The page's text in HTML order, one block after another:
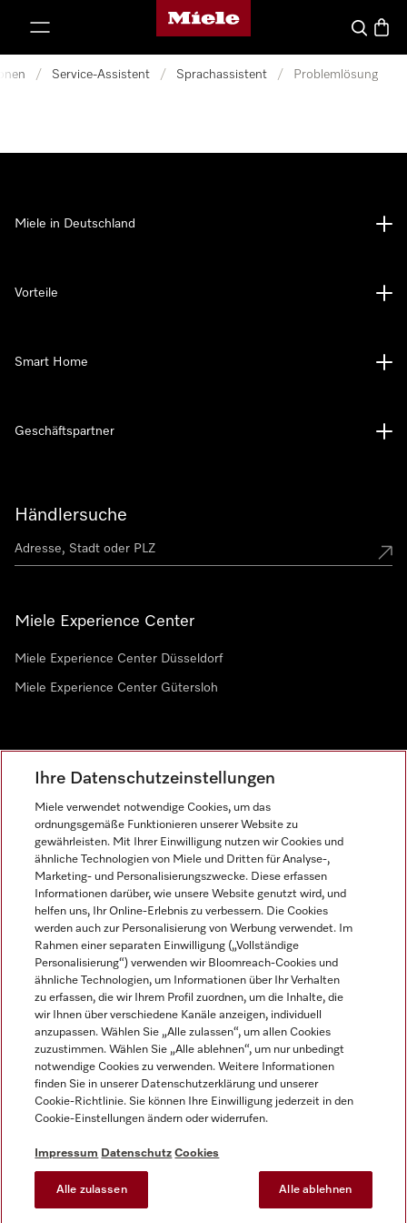
Miele-Homepage
Suche
/ Service-Assistent / Sprachassistent / Problemlösung
Händlersuche
Miele Experience Center
Miele Experience Center Düsseldorf
Miele Experience Center Gütersloh
Miele in Deutschland
Vorteile
Smart Home
Geschäftspartner
AGB
Datenschutz
Nutzungsbedingungen
Barrierefreiheitserklärung
EU-Gesetzen über digitale Dienste
Cookie-Einstellungen
Miele auf Instagram
Miele auf Facebook
Miele auf Youtube
Ihre Datenschutzeinstellungen
Miele verwendet notwendige Cookies, um das
ordnungsgemäße Funktionieren unserer Website zu
gewährleisten. Mit Ihrer Einwilligung nutzen wir Cookies und
ähnliche Technologien von Miele und Dritten für Analyse-,
Marketing- und Personalisierungszwecke. Diese erfassen
Informationen darüber, wie unsere Website genutzt wird, und
helfen uns, Ihr Online-Erlebnis zu verbessern. Die Cookies
werden auch zur Personalisierung von Werbung verwendet. Im
Rahmen einer separaten Einwilligung („Vollständige
Personalisierung“) verwenden wir Bloomreach-Cookies und
ähnliche Technologien, um Informationen über Ihr Verhalten
zu erfassen, die wir Ihrem Profil zuordnen, um die Inhalte, die
wir Ihnen über verschiedene Kanäle anzeigen, individuell
anzupassen. Wählen Sie „Alle zulassen“, um allen Cookies
zuzustimmen. Wählen Sie „Alle ablehnen“, um nur unbedingt
notwendige Cookies zu verwenden. Weitere Informationen
finden Sie in unserer Datenschutzerklärung und unserer
Cookie-Richtlinie. Sie können Ihre Einwilligung jederzeit in den
Cookie-Einstellungen ändern oder widerrufen.
Impressum Datenschutz Cookies
Alle zulassen Alle ablehnen